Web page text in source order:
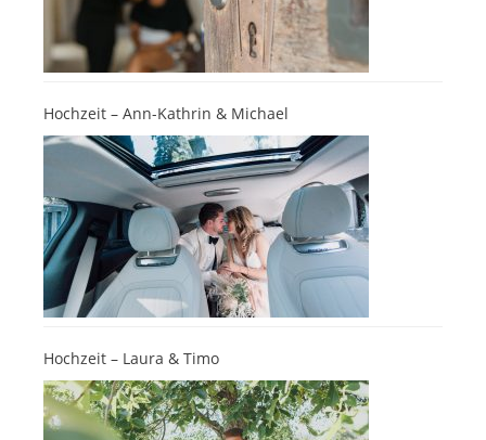
Hochzeit – Ann-Kathrin & Michael
Hochzeit – Laura & Timo